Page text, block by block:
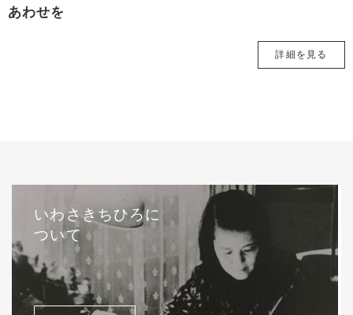
あわせを
詳細を見る
いわさきちひろに
ついて